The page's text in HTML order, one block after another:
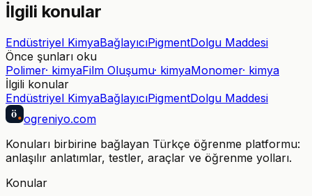
İlgili konular
Endüstriyel KimyaBağlayıcıPigmentDolgu Maddesi
Önce şunları oku
Polimer· kimyaFilm Oluşumu· kimyaMonomer· kimya
İlgili konular
Endüstriyel KimyaBağlayıcıPigmentDolgu Maddesi
ö ogreniyo.com
Konuları birbirine bağlayan Türkçe öğrenme platformu:
anlaşılır anlatımlar, testler, araçlar ve öğrenme yolları.
Konular